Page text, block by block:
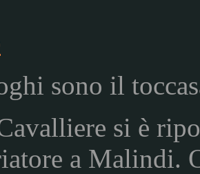
sono il
si è
a Malindi.